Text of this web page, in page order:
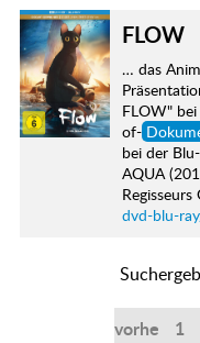
FLOW
… das
FLOW"
of-
bei der
AQUA
dvd-blu-
vorherige
1